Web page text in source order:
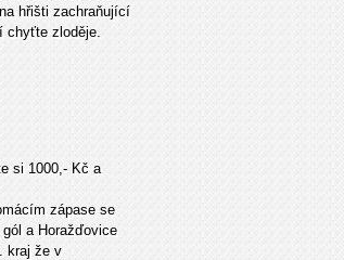
hřišti zachraňující
chyťte zloděje.
si 1000,- Kč a
zápase se
a Horažďovice
kraj že v